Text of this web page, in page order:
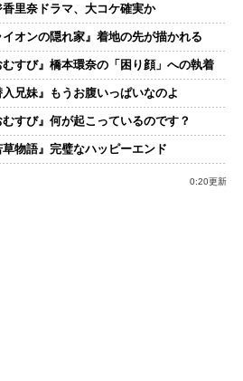
香里奈ドラマ、大コケ確実か
イオンの隠れ家』着地の先が描かれる
むすび』橋本環奈の「困り顔」への執着
入兄妹』もうお腹いっぱいなのよ
むすび』何が起こっているのです？
草物語』完璧なハッピーエンド
0:20更新